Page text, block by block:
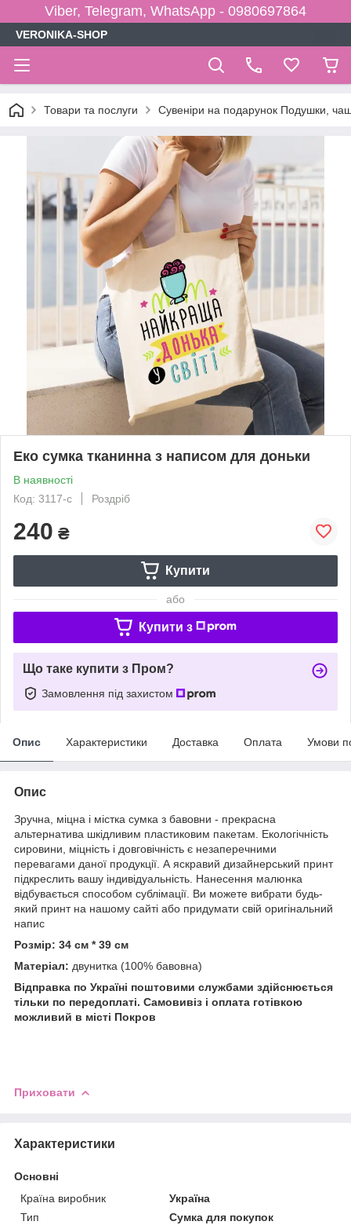
Viber, Telegram, WhatsApp - 0980697864
VERONIKA-SHOP
Товари та послуги Сувеніри на подарунок Подушки,
Еко сумка тканинна з написом для доньки
В наявності
Код: 3117-с
Роздріб
240 ₴
Купити
або
Купити з
Що таке купити з Пром?
Замовлення під захистом
Опис Характеристики Доставка Оплата Умови
Опис
Зручна, міцна і містка сумка з бавовни - прекрасна
альтернатива шкідливим пластиковим пакетам. Екологічність
сировини, міцність і довговічність є незаперечними
перевагами даної продукції. А яскравий дизайнерський принт
підкреслить вашу індивідуальність. Нанесення малюнка
відбувається способом сублімації. Ви можете вибрати будь-
який принт на нашому сайті або придумати свій оригінальний
напис
Розмір: 34 см * 39 см
Матеріал: двунитка (100% бавовна)
Відправка по Україні поштовими службами здійснюється
тільки по передоплаті. Самовивіз і оплата готівкою
можливий в місті Покров
Приховати
Характеристики
Основні
Країна виробник
Україна
Тип
Сумка для покупок